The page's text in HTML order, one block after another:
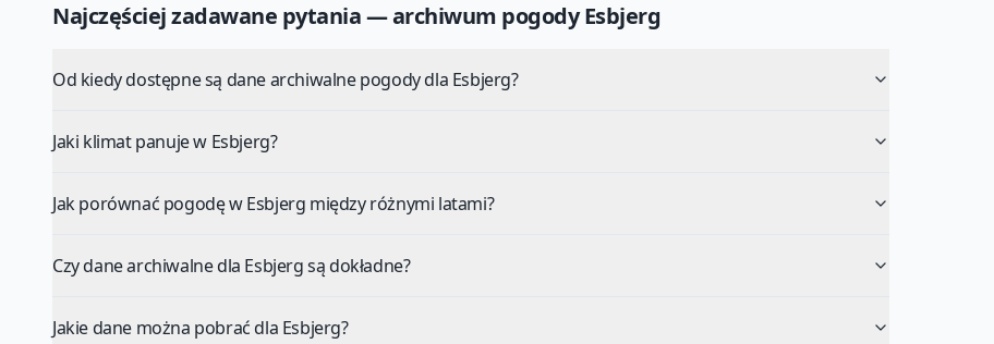
Najczęściej zadawane pytania — archiwum pogodyEsbjerg
Od kiedy dostępne są dane archiwalne pogody dla Esbjerg?
Jaki klimat panuje w Esbjerg?
Jak porównać pogodę w Esbjerg między różnymi latami?
Czy dane archiwalne dla Esbjerg są dokładne?
Jakie dane można pobrać dla Esbjerg?